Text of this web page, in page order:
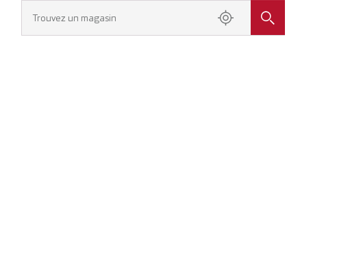
Trouvez un magasin